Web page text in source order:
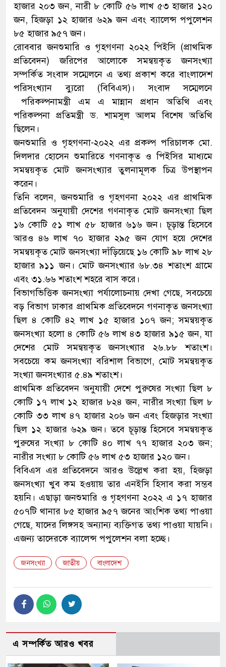
হাজার ২০৩ জন, নারী ৮ কোটি ৫৬ লাখ ৫৩ হাজার ১২০
জন, হিজড়া ১২ হাজার ৬২৯ জন এবং ব্যালেন্স পপুলেশন
৮৫ হাজার ৯৫৭ জন।
রোববার জনশুমারি ও গৃহগণনা ২০২২ পিইসি (প্রাথমিক
প্রতিবেদন) জরিপের আলোকে সমন্বয়কৃত জনসংখ্যা
সম্পর্কিত সংবাদ সম্মেলনে এ তথ্য প্রকাশ করে বাংলাদেশ
পরিসংখ্যান ব্যুরো (বিবিএস)। সংবাদ সম্মেলনে
পরিকল্পনামন্ত্রী এম এ মান্নান প্রধান অতিথি এবং
পরিকল্পনা প্রতিমন্ত্রী ড. শামসুল আলম বিশেষ অতিথি
ছিলেন।
জনশুমারি ও গৃহগণনা-২০২২ এর প্রকল্প পরিচালক মো.
দিলদার হোসেন শুমারিতে গণনাকৃত ও পিইসির মাধ্যমে
সমন্বয়কৃত মোট জনসংখ্যার তুলনামূলক চিত্র উপস্থাপন
করেন।
তিনি বলেন, জনশুমারি ও গৃহগণনা ২০২২ এর প্রাথমিক
প্রতিবেদন অনুযায়ী দেশের গণনাকৃত মোট জনসংখ্যা ছিল
১৬ কোটি ৫১ লাখ ৫৮ হাজার ৬১৬ জন। চূড়ান্ত হিসেবে
আরও ৪৬ লাখ ৭০ হাজার ২৯৫ জন যোগ হয়ে দেশের
সমন্বয়কৃত মোট জনসংখ্যা দাঁড়িয়েছে ১৬ কোটি ৯৮ লাখ ২৮
হাজার ৯১১ জন। মোট জনসংখ্যার ৬৮.৩৪ শতাংশ গ্রামে
এবং ৩১.৬৬ শতাংশ শহরে বাস করে।
বিভাগভিত্তিক জনসংখ্যা পর্যালোচনায় দেখা গেছে, সবচেয়ে
বড় বিভাগ ঢাকার প্রাথমিক প্রতিবেদনে গণনাকৃত জনসংখ্যা
ছিল ৪ কোটি ৪২ লাখ ১৫ হাজার ১০৭ জন; সমন্বয়কৃত
জনসংখ্যা হলো ৪ কোটি ৫৬ লাখ ৪৩ হাজার ৯১৫ জন, যা
দেশের মোট সমন্বয়কৃত জনসংখ্যার ২৬.৮৮ শতাংশ।
সবচেয়ে কম জনসংখ্যা বরিশাল বিভাগে, মোট সমন্বয়কৃত
সংখ্যা জনসংখ্যার ৫.৪৯ শতাংশ।
প্রাথমিক প্রতিবেদন অনুযায়ী দেশে পুরুষের সংখ্যা ছিল ৮
কোটি ১৭ লাখ ১২ হাজার ৮২৪ জন, নারীর সংখ্যা ছিল ৮
কোটি ৩৩ লাখ ৪৭ হাজার ২০৬ জন এবং হিজড়ার সংখ্যা
ছিল ১২ হাজার ৬২৯ জন। তবে চূড়ান্ত হিসেবে সমন্বয়কৃত
পুরুষের সংখ্যা ৮ কোটি ৪০ লাখ ৭৭ হাজার ২০৩ জন;
নারীর সংখ্যা ৮ কোটি ৫৬ লাখ ৫৩ হাজার ১২০ জন।
বিবিএস এর প্রতিবেদনে আরও উল্লেখ করা হয়, হিজড়া
জনসংখ্যা খুব কম হওয়ায় তার এনইসি হিসাব করা সম্ভব
হয়নি। এছাড়া জনশুমারি ও গৃহগণনা ২০২২ এ ১৭ হাজার
৫০৭টি থানার ৮৫ হাজার ৯৫৭ জনের আংশিক তথ্য পাওয়া
গেছে, যাদের লিঙ্গসহ অন্যান্য ব্যক্তিগত তথ্য পাওয়া যায়নি।
এজন্য তাদেরকে ব্যালেন্স পপুলেশন বলা হচ্ছে।
জনসংখ্যা জাতীয় বাংলাদেশ
এ সম্পর্কিত আরও খবর